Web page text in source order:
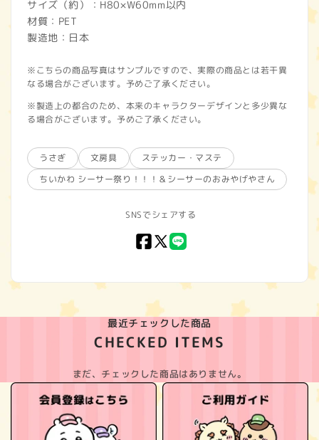
サイズ（約）：H80×W60mm以内
材質：PET
製造地：日本
※こちらの商品写真はサンプルですので、実際の商品とは若干異
なる場合がございます。予めご了承ください。
※製造上の都合のため、本来のキャラクターデザインと多少異な
る場合がございます。予めご了承ください。
うさぎ 文房具
ステッカー・マステ
ちいかわ シーサー祭り！！！＆シーサーのおみやげやさん
SNSでシェアする
Facebook
X
最近チェックした商品
CHECKED ITEMS
まだ、チェックした商品はありません。